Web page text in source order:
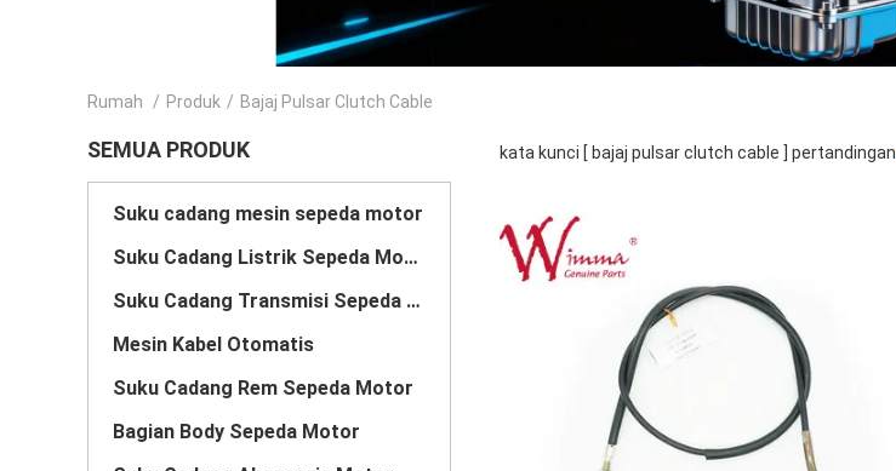
Rumah / Produk / Bajaj Pulsar Clutch Cable
SEMUA PRODUK
Suku cadang mesin sepeda motor
Suku Cadang Listrik Sepeda Motor
Suku Cadang Transmisi Sepeda Motor
Mesin Kabel Otomatis
Suku Cadang Rem Sepeda Motor
Bagian Body Sepeda Motor
kata kunci [ bajaj pulsar clutch cable ] pertandingan